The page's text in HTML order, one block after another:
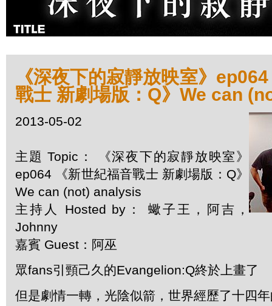
《深夜下的寂靜放映室》
戰士 新劇場版：Q》We can
2013-05-02
主題 Topic： 《深夜下的寂靜放映室》
ep064 《新世紀福音戰士 新劇場版：Q》
We can (not) analysis
主持人 Hosted by： 蠍子王，阿吉，
Johnny
嘉賓 Guest：阿巫
眾fans引頸己久的Evangelion:Q終於上畫了
但是劇情一轉，光陰似箭，世界經歷了十四